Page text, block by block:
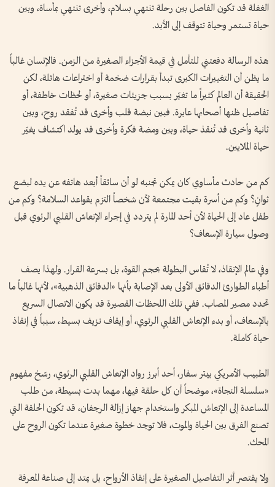
الغفلة قد تكون الفاصل بين رحلة تنتهي بسلام، وأخرى تنتهي بمأساة، وبين
حياة تستمر وحياة تتوقف إلى الأبد.
هذه الرسالة دفعتني للتأمل في قيمة الأجزاء الصغيرة من الزمن. فالإنسان غالباً
ما يظن أن التغييرات الكبرى تبدأ بقرارات ضخمة أو اختراعات هائلة، لكن
الحقيقة أن العالم كثيراً ما تغيّر بسبب جزيئات صغيرة، أو لحظات خاطفة، أو
تفاصيل ظنها أصحابها عابرة. فبين نبضة قلب وأخرى قد تُفقد روح، وبين
ثانية وأخرى قد تُنقذ حياة، وبين ومضة فكرة وأخرى قد يولد اكتشاف يغيّر
حياة الملايين.
كم من حادث مأساوي كان يمكن تجنبه لو أن سائقاً أبعد هاتفه عن يده لبضع
ثوانٍ؟ وكم من أسرة بقيت مجتمعة لأن شخصاً التزم بقواعد السلامة؟ وكم من
طفل عاد إلى الحياة لأن أحد المارة لم يتردد في إجراء الإنعاش القلبي الرئوي قبل
وصول سيارة الإسعاف؟
وفي عالم الإنقاذ، لا تُقاس البطولة بحجم القوة، بل بسرعة القرار. ولهذا يصف
أطباء الطوارئ الدقائق الأولى بعد الإصابة بأنها «الدقائق الذهبية»، لأنها غالباً ما
تحدد مصير المصاب. ففي تلك اللحظات القصيرة قد يكون الاتصال السريع
بالإسعاف، أو بدء الإنعاش القلبي الرئوي، أو إيقاف نزيف بسيط، سبباً في إنقاذ
حياة كاملة.
الطبيب الأمريكي بيتر سفار، أحد أبرز رواد الإنعاش القلبي الرئوي، رسّخ مفهوم
«سلسلة النجاة»، موضحاً أن كل حلقة فيها، مهما بدت بسيطة، من طلب
المساعدة إلى الإنعاش المبكر واستخدام جهاز إزالة الرجفان، قد تكون الحلقة التي
تصنع الفرق بين الحياة والموت، فلا توجد خطوة صغيرة عندما تكون الروح على
المحك.
ولا يقتصر أثر التفاصيل الصغيرة على إنقاذ الأرواح، بل يمتد إلى صناعة المعرفة